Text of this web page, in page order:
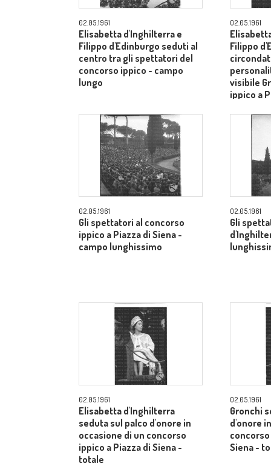
02.05.1961
Elisabetta d'Inghilterra e
Filippo d'Edinburgo seduti al
centro tra gli spettatori del
concorso ippico - campo
lungo
02.05.1961
Filippo
visibile
ippico a
02.05.1961
Gli spettatori al concorso
ippico a Piazza di Siena -
campo lunghissimo
02.05.1961
Gli
02.05.1961
Elisabetta d'Inghilterra
seduta sul palco d'onore in
occasione di un concorso
ippico a Piazza di Siena -
totale
02.05.1961
Gronchi
d'onore
Siena -